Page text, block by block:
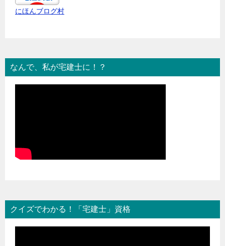
にほんブログ村
なんで、私が宅建士に！？
クイズでわかる！「宅建士」資格